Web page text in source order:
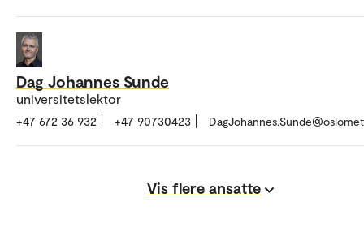
Dag Johannes Sunde
universitetslektor
+47 672 36 932 +47 90730423
Vis flere ansatte